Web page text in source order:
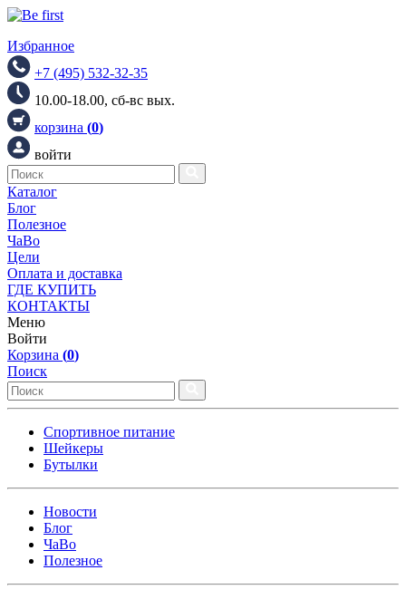
Избранное
+7 (495) 532-32-35
10.00-18.00, сб-вс вых.
корзина (0)
войти
Каталог
Блог
Полезное
ЧаВо
Цели
Оплата и доставка
ГДЕ КУПИТЬ
КОНТАКТЫ
Меню
Войти
Корзина (0)
Поиск
Спортивное питание
Шейкеры
Бутылки
Новости
Блог
ЧаВо
Полезное